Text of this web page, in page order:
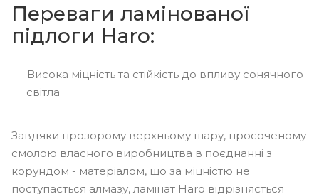
Переваги ламінованої
підлоги Haro:
Висока міцність та стійкість до впливу сонячного
світла
Завдяки прозорому верхньому шару, просоченому
смолою власного виробництва в поєднанні з
корундом - матеріалом, що за міцністю не
поступається алмазу, ламінат Haro відрізняється